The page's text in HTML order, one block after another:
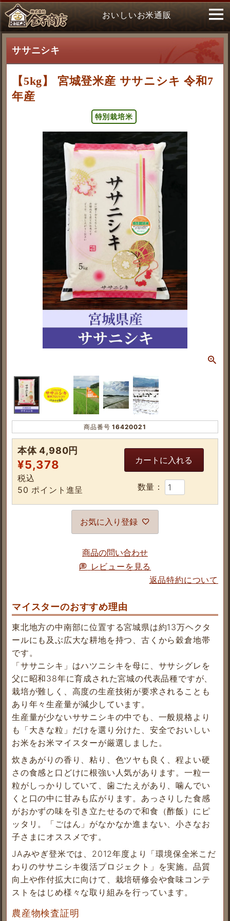
おいしいお米通販
ササニシキ
【5kg】 宮城登米産 ササニシキ 令和7
年産
特別栽培米
商品番号 16420021
本体 4,980円
¥5,378
税込
50 ポイント進呈
カートに入れる
お気に入り登録
商品の問い合わせ
レビューを見る
返品特約について
マイスターのおすすめ理由
東北地方の中南部に位置する宮城県は約13万ヘクタ
ールにも及ぶ広大な耕地を持つ、古くから穀倉地帯
です。
「ササニシキ」はハツニシキを母に、ササシグレを
父に昭和38年に育成された宮城の代表品種ですが、
栽培が難しく、高度の生産技術が要求されることも
あり年々生産量が減少しています。
生産量が少ないササニシキの中でも、一般規格より
も「大きな粒」だけを選り分けた、安全でおいしい
お米をお米マイスターが厳選しました。
炊きあがりの香り、粘り、色ツヤも良く、程よい硬
さの食感と口どけに根強い人気があります。一粒一
粒がしっかりしていて、歯ごたえがあり、噛んでい
くと口の中に甘みも広がります。あっさりした食感
がおかずの味を引き立たせるので和食（酢飯）にピ
ッタリ。「ごはん」がなかなか進まない、小さなお
子さまにオススメです。
JAみやぎ登米では、2012年度より「環境保全米こだ
わりのササニシキ復活プロジェクト」を実施。品質
向上や作付拡大に向けて、栽培研修会や食味コンテ
ストをはじめ様々な取り組みを行っています。
農産物検査証明